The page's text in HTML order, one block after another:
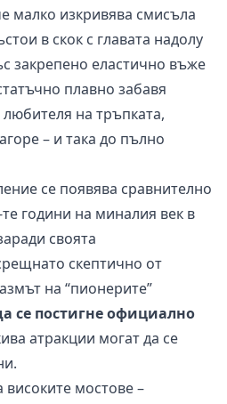
малко изкривява смисъла
в скок с главата надолу
закрепено еластично въже
плавно забавя
на тръпката,
– и така до пълно
се появява сравнително
години на миналия век в
своята
скептично от
на “пионерите”
се постигне официално
атракции могат да се
мостове –